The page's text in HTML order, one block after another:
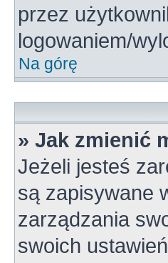
przez
logowaniem/
Na górę
» Jak zmienić
Jeżeli jesteś
są zapisywane
zarządzania
swoich